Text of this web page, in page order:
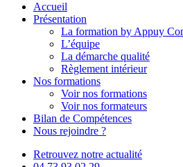
Accueil
Présentation
La formation by Appuy
L’équipe
La démarche qualité
Règlement intérieur
Nos formations
Voir nos formations
Voir nos formateurs
Bilan de Compétences
Nous rejoindre ?
Retrouvez notre actualité